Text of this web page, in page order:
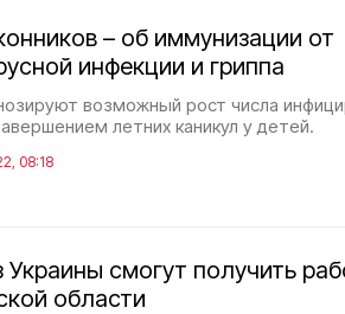
– об иммунизации от
инфекции и гриппа
возможный рост числа
летних каникул у детей.
08:18
Украины смогут получить
области